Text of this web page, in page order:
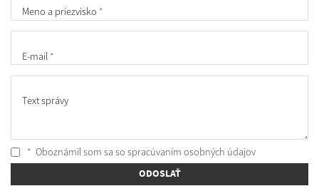
Meno a priezvisko *
E-mail *
Text správy
* Oboznámil som sa so spracúvaním osobných údajov
ODOSLAŤ